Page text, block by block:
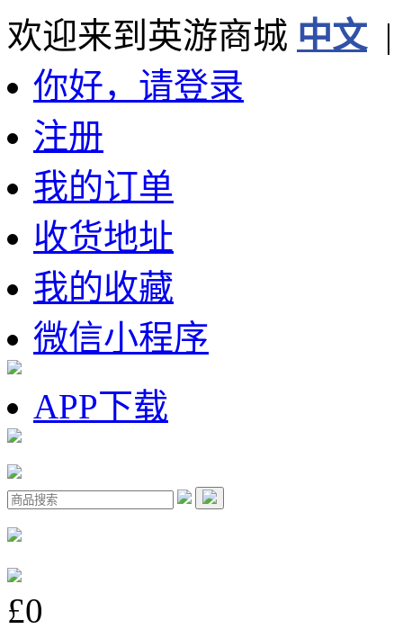
欢迎来到英游商城 中文
你好，请登录
注册
我的订单
收货地址
我的收藏
微信小程序
APP下载
£0